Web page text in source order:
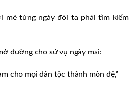
mẻ từng ngày đòi ta phải tìm kiếm
đường cho sứ vụ ngày mai:
cho mọi dân tộc thành môn đệ,”